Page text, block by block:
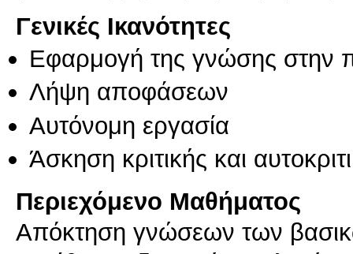
Γενικές Ικανότητες
Εφαρμογή της γνώσης στην
Λήψη αποφάσεων
Αυτόνομη εργασία
Άσκηση κριτικής και
Περιεχόμενο Μαθήματος
Απόκτηση γνώσεων των